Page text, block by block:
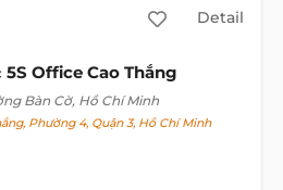
Detail
5S Office Cao Thắng
Bàn Cờ, Hồ Chí Minh
Phường 4, Quận 3, Hồ Chí Minh